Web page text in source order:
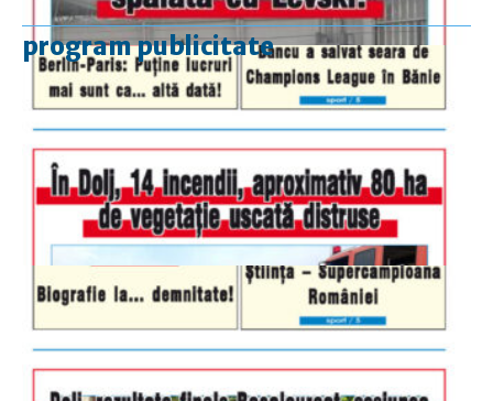
program publicitate
luni-vineri
9.00 - 17.00
duminică
9.00 - 12.00